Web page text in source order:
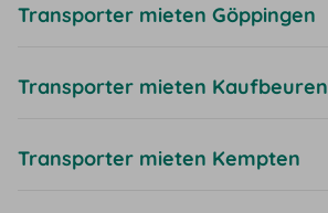
Transporter mieten Göppingen
Transporter mieten Kaufbeuren
Transporter mieten Kempten